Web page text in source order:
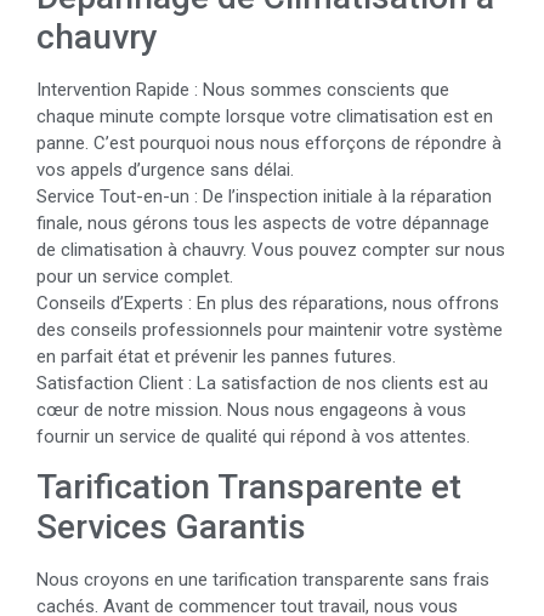
chauvry
Intervention Rapide : Nous sommes conscients que
chaque minute compte lorsque votre climatisation est en
panne. C’est pourquoi nous nous efforçons de répondre à
vos appels d’urgence sans délai.
Service Tout-en-un : De l’inspection initiale à la réparation
finale, nous gérons tous les aspects de votre dépannage
de climatisation à chauvry. Vous pouvez compter sur nous
pour un service complet.
Conseils d’Experts : En plus des réparations, nous offrons
des conseils professionnels pour maintenir votre système
en parfait état et prévenir les pannes futures.
Satisfaction Client : La satisfaction de nos clients est au
cœur de notre mission. Nous nous engageons à vous
fournir un service de qualité qui répond à vos attentes.
Tarification Transparente et
Services Garantis
Nous croyons en une tarification transparente sans frais
cachés. Avant de commencer tout travail, nous vous